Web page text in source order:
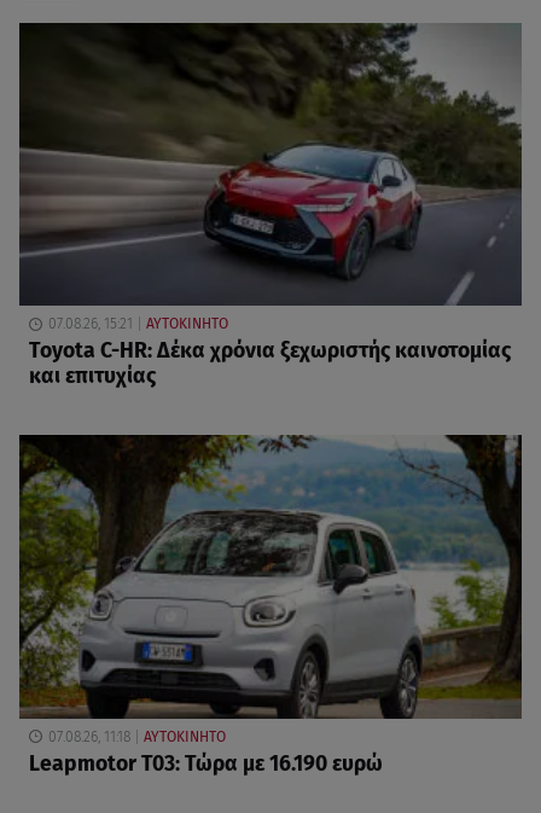
07.08.26, 15:21 ΑΥΤΟΚΙΝΗΤΟ
Toyota C-HR: Δέκα χρόνια ξεχωριστής καινοτομίας
και επιτυχίας
07.08.26, 11:18 ΑΥΤΟΚΙΝΗΤΟ
Leapmotor T03: Τώρα με 16.190 ευρώ